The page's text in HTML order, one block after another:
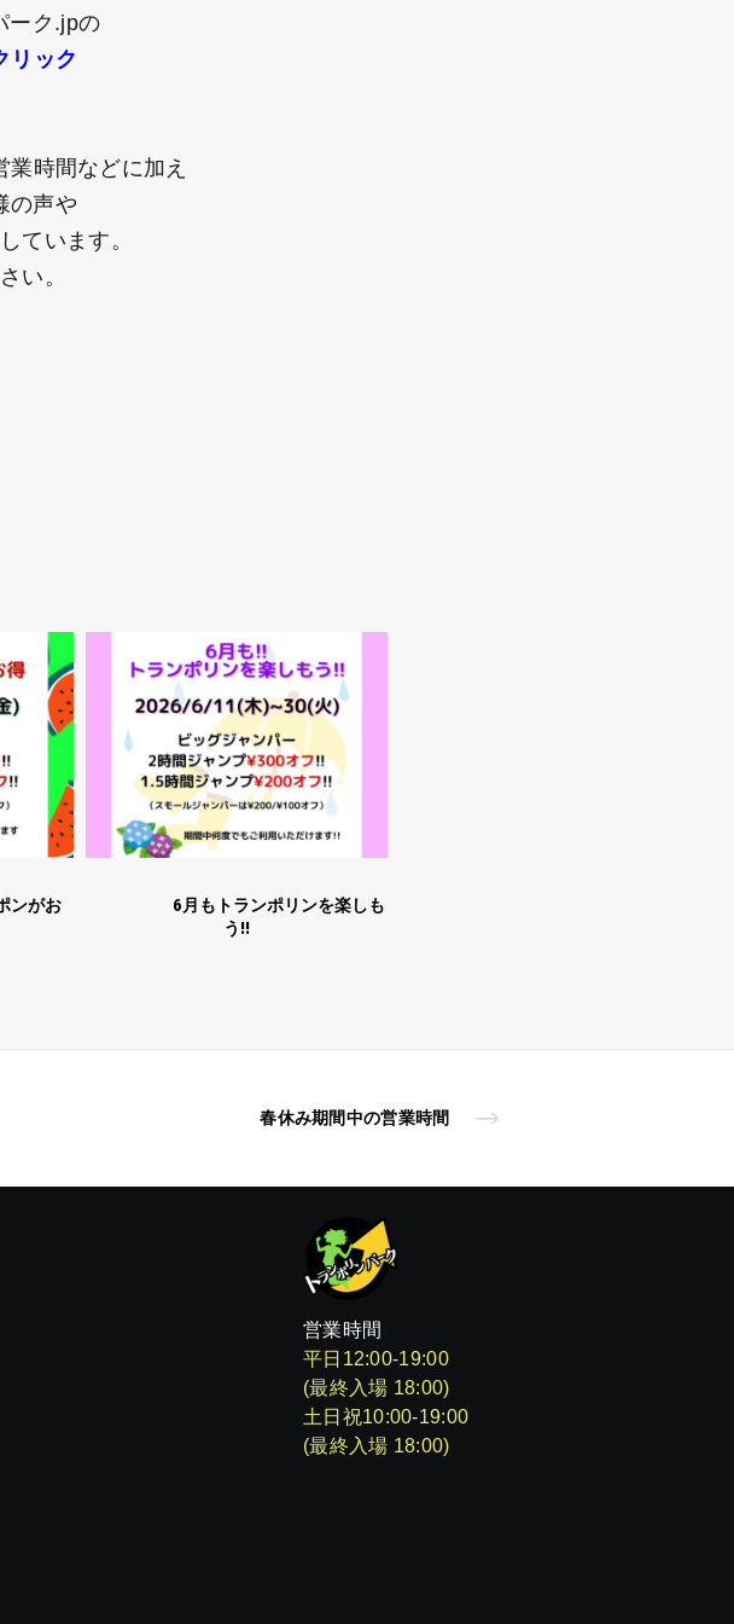
ーク.jpの
リック
業時間などに加え
の声や
ています。
い。
がお
6月もトランポリンを楽しも
う!!
春休み期間中の営業時間
営業時間
平日12:00-19:00
(最終入場 18:00)
土日祝10:00-19:00
(最終入場 18:00)